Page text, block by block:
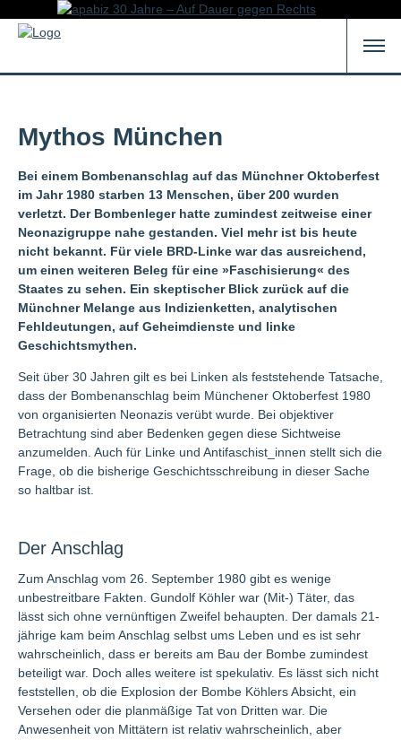
Mythos München
Bei einem Bombenanschlag auf das Münchner Oktoberfest
im Jahr 1980 starben 13 Menschen, über 200 wurden
verletzt. Der Bombenleger hatte zumindest zeitweise einer
Neonazigruppe nahe gestanden. Viel mehr ist bis heute
nicht bekannt. Für viele BRD-Linke war das ausreichend,
um einen weiteren Beleg für eine »Faschisierung« des
Staates zu sehen. Ein skeptischer Blick zurück auf die
Münchner Melange aus Indizienketten, analytischen
Fehldeutungen, auf Geheimdienste und linke
Geschichtsmythen.
Seit über 30 Jahren gilt es bei Linken als feststehende Tatsache,
dass der Bombenanschlag beim Münchener Oktoberfest 1980
von organisierten Neonazis verübt wurde. Bei objektiver
Betrachtung sind aber Bedenken gegen diese Sichtweise
anzumelden. Auch für Linke und Antifaschist_innen stellt sich die
Frage, ob die bisherige Geschichtsschreibung in dieser Sache
so haltbar ist.
Der Anschlag
Zum Anschlag vom 26. September 1980 gibt es wenige
unbestreitbare Fakten. Gundolf Köhler war (Mit-) Täter, das
lässt sich ohne vernünftigen Zweifel behaupten. Der damals 21-
jährige kam beim Anschlag selbst ums Leben und es ist sehr
wahrscheinlich, dass er bereits am Bau der Bombe zumindest
beteiligt war. Doch alles weitere ist spekulativ. Es lässt sich nicht
feststellen, ob die Explosion der Bombe Köhlers Absicht, ein
Versehen oder die planmäßige Tat von Dritten war. Die
Anwesenheit von Mittätern ist relativ wahrscheinlich, aber